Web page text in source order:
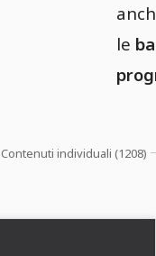
le
Contenuti individuali (1208)